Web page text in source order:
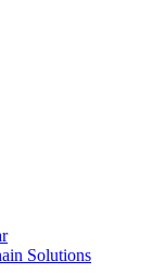
Solutions